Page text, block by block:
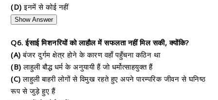
(D) इनमें से कोई नहीं
Show Answer
Q6. ईसाई मिशनरियों को लाहौल में सफलता नहीं मिल सकी, क्योंकि?
(A) बंजर दुर्गम क्षेत्र होने के कारण वहाँ पहुँचना कठिन था
(B) लाहुली बौद्ध धर्म के अनुयायी हैं जो धर्मोत्साहयुक्त हैं
(C) लाहुली बाहरी लोगों से विमुख रहते हुए अपने पारम्परिक जीवन से घनिष्ठ
रूप से जुड़े हुए हैं